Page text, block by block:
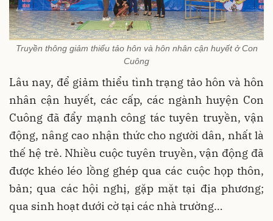
Truyền thông giảm thiểu tảo hôn và hôn nhân cận huyết ở Con
Cuông
Lâu nay, để giảm thiểu tình trạng tảo hôn và hôn
nhân cận huyết, các cấp, các ngành huyện Con
Cuông đã đẩy mạnh công tác tuyên truyền, vận
động, nâng cao nhận thức cho người dân, nhất là
thế hệ trẻ. Nhiều cuộc tuyên truyền, vận động đã
được khéo léo lồng ghép qua các cuộc họp thôn,
bản; qua các hội nghị, gặp mặt tại địa phương;
qua sinh hoạt dưới cờ tại các nhà trường…